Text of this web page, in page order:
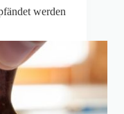
werden